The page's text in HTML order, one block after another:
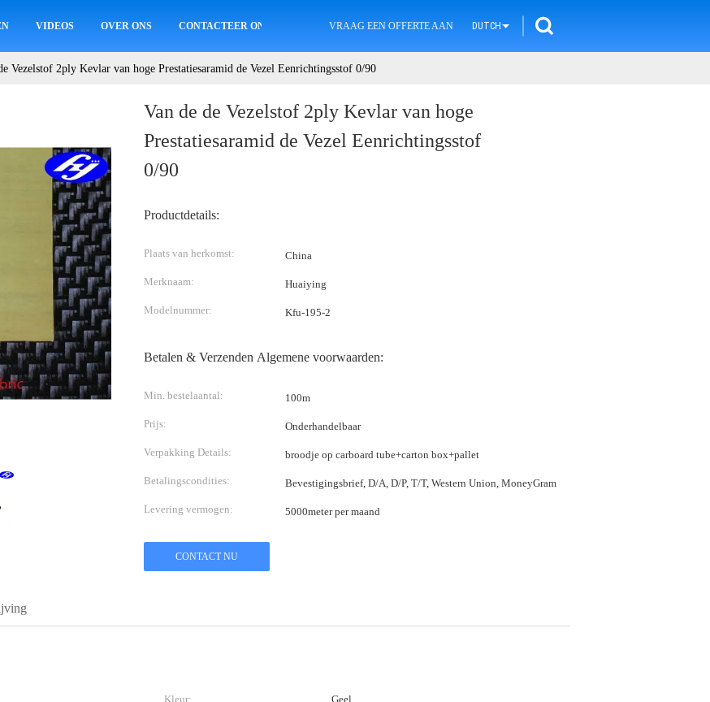
VIDEOS OVER ONS CONTACTEER ONS VRAAG EEN OFFERTE AAN DUTCH
Vezelstof 2ply Kevlar van hoge Prestatiesaramid de Vezel Eenrichtingsstof 0/90
Van de de Vezelstof 2ply Kevlar van hoge
Prestatiesaramid de Vezel Eenrichtingsstof
0/90
Productdetails:
Plaats van herkomst: China
Merknaam: Huaiying
Modelnummer: Kfu-195-2
Betalen & Verzenden Algemene voorwaarden:
Min. bestelaantal: 100m
Prijs: Onderhandelbaar
Verpakking Details: broodje op carboard tube+carton box+pallet
Betalingscondities: Bevestigingsbrief, D/A, D/P, T/T, Western Union, MoneyGram
Levering vermogen: 5000meter per maand
CONTACT NU
Kleur:
Geel